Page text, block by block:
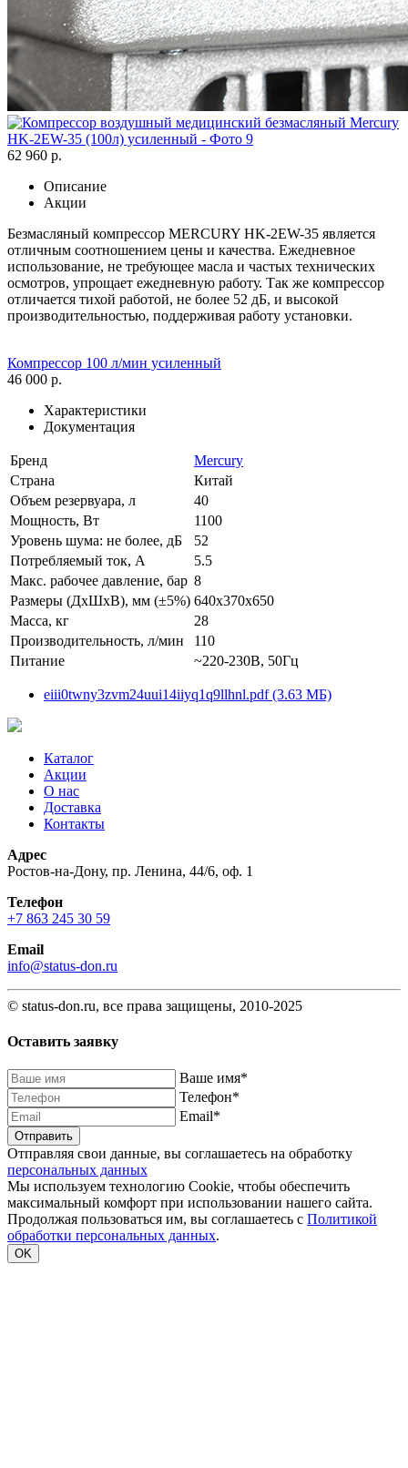
62 960 р.
Описание
Акции
Безмасляный компрессор MERCURY HK-2EW-35 является
отличным соотношением цены и качества. Ежедневное
использование, не требующее масла и частых технических
осмотров, упрощает ежедневную работу. Так же компрессор
отличается тихой работой, не более 52 дБ, и высокой
производительностью, поддерживая работу установки.
Компрессор 100 л/мин усиленный
46 000 р.
Характеристики
Документация
Бренд
Mercury
Страна
Китай
Объем резервуара, л
40
Мощность, Вт
1100
Уровень шума: не более, дБ
52
Потребляемый ток, А
5.5
Макс. рабочее давление, бар 8
Размеры (ДхШхВ), мм (±5%) 640x370x650
Масса, кг
28
Производительность, л/мин
110
Питание
~220-230В, 50Гц
eiii0twny3zvm24uui14iiyq1q9llhnl.pdf (3.63 МБ)
Каталог
Акции
О нас
Доставка
Контакты
Адрес
Ростов-на-Дону, пр. Ленина, 44/6, оф. 1
Телефон
+7 863 245 30 59
Email
info@status-don.ru
© status-don.ru, все права защищены, 2010-2025
Оставить заявку
Baшe имя*
Телефон*
Email*
Отправляя свои данные, вы соглашаетесь на обработку
персональных данных
Мы используем технологию Cookie, чтобы обеспечить
максимальный комфорт при использовании нашего сайта.
Продолжая пользоваться им, вы соглашаетесь с Политикой
обработки персональных данных.